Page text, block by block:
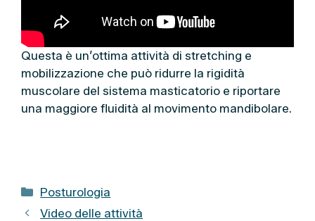
Questa è un’ottima attività di stretching e
mobilizzazione che può ridurre la rigidità
muscolare del sistema masticatorio e riportare
una maggiore fluidità al movimento mandibolare.
C
a
Posturologia
Video delle attività